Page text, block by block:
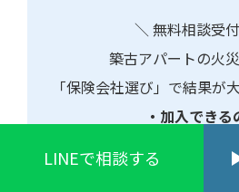
＼ 無料相談受
築古アパートの火災
「保険会社選び」で結果が
・加入できる
LINEで相談する